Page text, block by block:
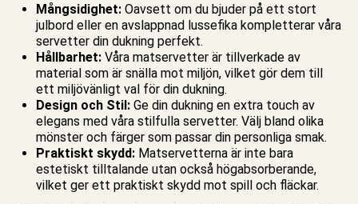
Mångsidighet: Oavsett om du bjuder på ett stort
julbord eller en avslappnad lussefika kompletterar våra
servetter din dukning perfekt.
Hållbarhet: Våra matservetter är tillverkade av
material som är snälla mot miljön, vilket gör dem till
ett miljövänligt val för din dukning.
Design och Stil: Ge din dukning en extra touch av
elegans med våra stilfulla servetter. Välj bland olika
mönster och färger som passar din personliga smak.
Praktiskt skydd: Matservetterna är inte bara
estetiskt tilltalande utan också högabsorberande,
vilket ger ett praktiskt skydd mot spill och fläckar.